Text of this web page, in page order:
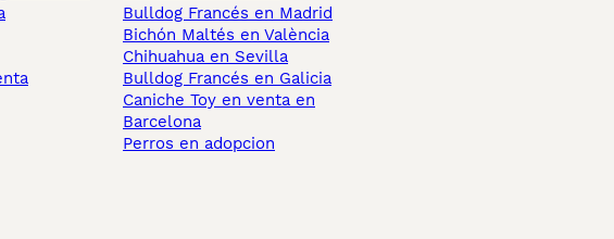
Bulldog Francés en Madrid
Bichón Maltés en València
Chihuahua en Sevilla
Bulldog Francés en Galicia
Caniche Toy en venta en
Barcelona
Perros en adopcion